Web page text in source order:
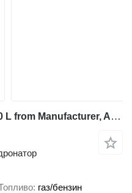
TICAB Bitumen Sprayer 2000 L from Manufacturer, Asphalt Repair
газ/бензин